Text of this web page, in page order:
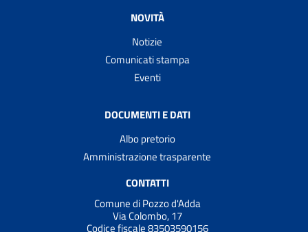
NOVITÀ
Notizie
Comunicati stampa
Eventi
DOCUMENTI E DATI
Albo pretorio
Amministrazione trasparente
CONTATTI
Comune di Pozzo d'Adda
Via Colombo, 17
Codice fiscale 83503590156